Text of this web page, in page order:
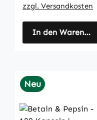
zzgl. Versandkosten
In den Warenkorb
Neu